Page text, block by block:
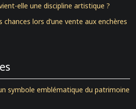
elle une discipline artistique ?
lors d’une vente aux enchères
symbole emblématique du patrimoine